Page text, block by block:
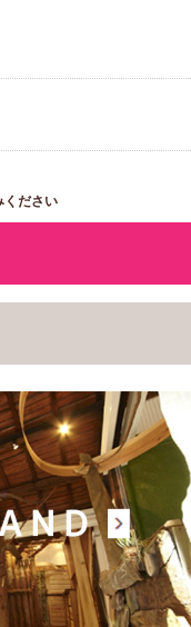
ください